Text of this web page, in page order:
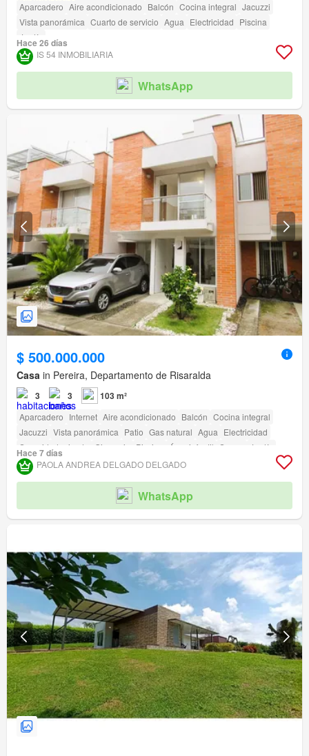
Aparcadero Aire acondicionado Balcón Cocina integral Jacuzzi
Vista panorámica Cuarto de servicio Agua Electricidad Piscina
Jardín
Hace 26 días
IS 54 INMOBILIARIA
WhatsApp
$ 500.000.000
Casa in Pereira, Departamento de Risaralda
3 3 103 m²
Aparcadero Internet Aire acondicionado Balcón Cocina integral
Jacuzzi Vista panorámica Patio Gas natural Agua Electricidad
Seguridad privada
Gimnasio Piscina Área infantil Sauna
Jardín
Barbecue Acceso para personas con discapacidad
Hace 7 días
PAOLA ANDREA DELGADO DELGADO
WhatsApp